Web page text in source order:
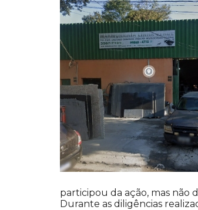
participou da ação, mas não
Durante as diligências